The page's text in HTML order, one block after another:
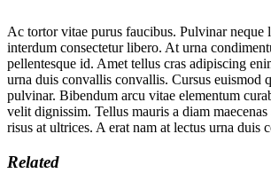
Ac tortor vitae purus faucibus. Pulvinar neque
interdum consectetur libero. At urna
pellentesque id. Amet tellus cras adipiscing
urna duis convallis convallis. Cursus euismod
pulvinar. Bibendum arcu vitae elementum
velit dignissim. Tellus mauris a diam
risus at ultrices. A erat nam at lectus urna duis
Related